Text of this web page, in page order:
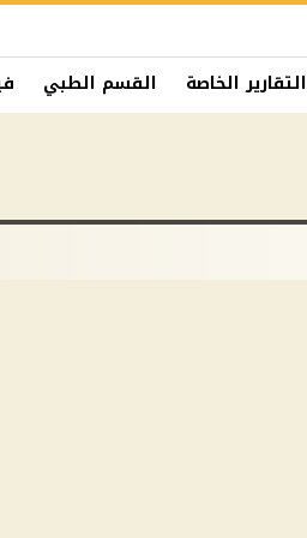
التقارير الخاصة القسم الطبي